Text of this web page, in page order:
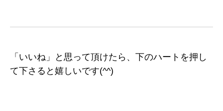
「いいね」と思って頂けたら、下のハートを押し
て下さると嬉しいです(^^)